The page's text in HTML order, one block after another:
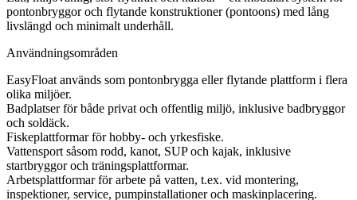
pontonbryggor och flytande konstruktioner (pontoons) med lång
livslängd och minimalt underhåll.
Användningsområden
EasyFloat används som pontonbrygga eller flytande plattform i flera
olika miljöer.
Badplatser för både privat och offentlig miljö, inklusive badbryggor
och soldäck.
Fiskeplattformar för hobby- och yrkesfiske.
Vattensport såsom rodd, kanot, SUP och kajak, inklusive
startbryggor och träningsplattformar.
Arbetsplattformar för arbete på vatten, t.ex. vid montering,
inspektioner, service, pumpinstallationer och maskinplacering.